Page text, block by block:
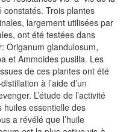
constatés. Trois plantes
largement utilisées par
ont été testées dans
Origanum glandulosum,
et Ammoides pusilla. Les
de ces plantes ont été
à l’aide d’un
L’étude de l’activité
huiles essentielle des
a révélé que l’huile